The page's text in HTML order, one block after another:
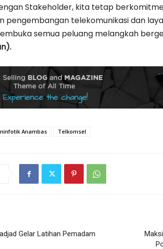
Stakeholder, kita tetap
pengembangan telekomunikasi dan
semua peluang melangkah
Anambas Telkomsel
Gelar Latihan Pemadam